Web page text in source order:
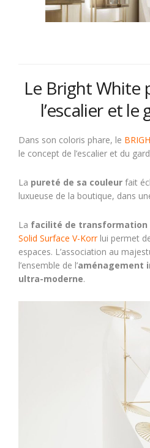
Le Bright White
l’escalier et
Dans son coloris phare, le
le concept de l’escalier et du
La pureté de sa couleur fait
luxueuse de la boutique, dans
La facilité de transformation
Solid Surface V-Korrlui permet
espaces. L’association au
l’ensemble de l’aménagement
ultra-moderne.